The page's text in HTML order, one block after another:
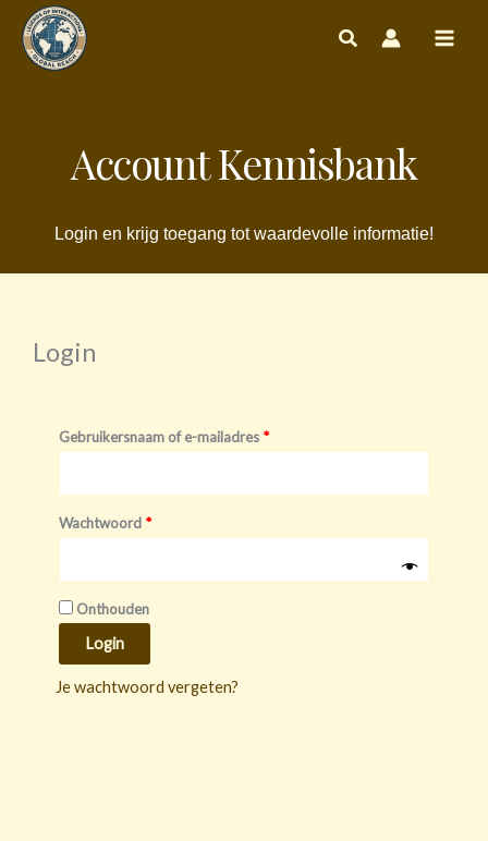
naar
Account Kennisbank
Login en krijg toegang tot waardevolle informatie!
Login
Gebruikersnaam of e-mailadres *
Wachtwoord *
Onthouden
Login
Je wachtwoord vergeten?